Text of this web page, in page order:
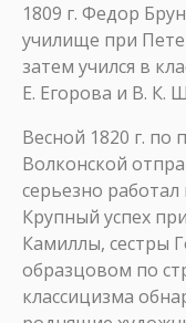
1809 г. Федор
училище при
затем учился в
Е. Егорова и В. К.
Весной 1820 г. по
Волконской
серьезно
Крупный успех
Камиллы, сестры
образцовом по
классицизма